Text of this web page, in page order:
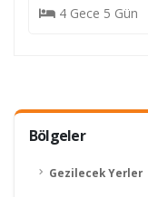
Bölgeler
Gezilecek Yerler
4 Gece 5 Gün